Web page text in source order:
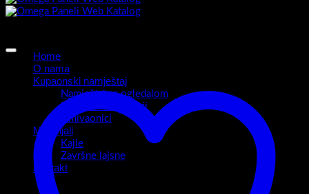
Home
O nama
Kupaonski namještaj
Namještaj sa ogledalom
Kupaonski ormarići
Umivaonici
Materijali
Kajle
Završne lajsne
Kontakt